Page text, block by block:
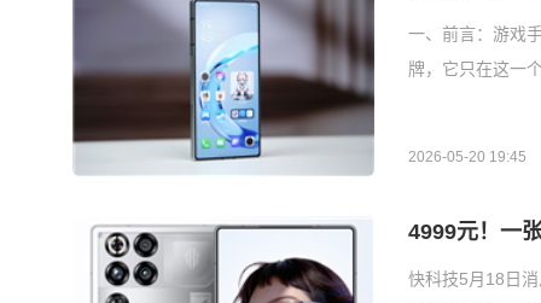
一、前言：游戏
牌，它只在这一
2026-05-20 19:45
4999元！一
快科技5月18日